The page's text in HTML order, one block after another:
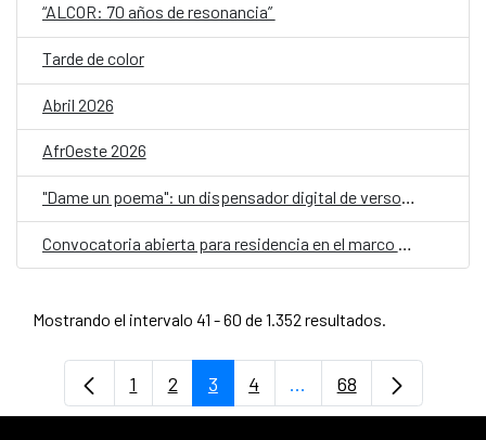
“ALCOR: 70 años de resonancia”
Tarde de color
Abril 2026
AfrOeste 2026
"Dame un poema": un dispensador digital de versos, en el Día Mundial de la Poesía
Mostrando el intervalo 41 - 60 de 1.352 resultados.
Página
1 Página
2 Página
3 Página
4 ...Páginas intermedias
Página
68